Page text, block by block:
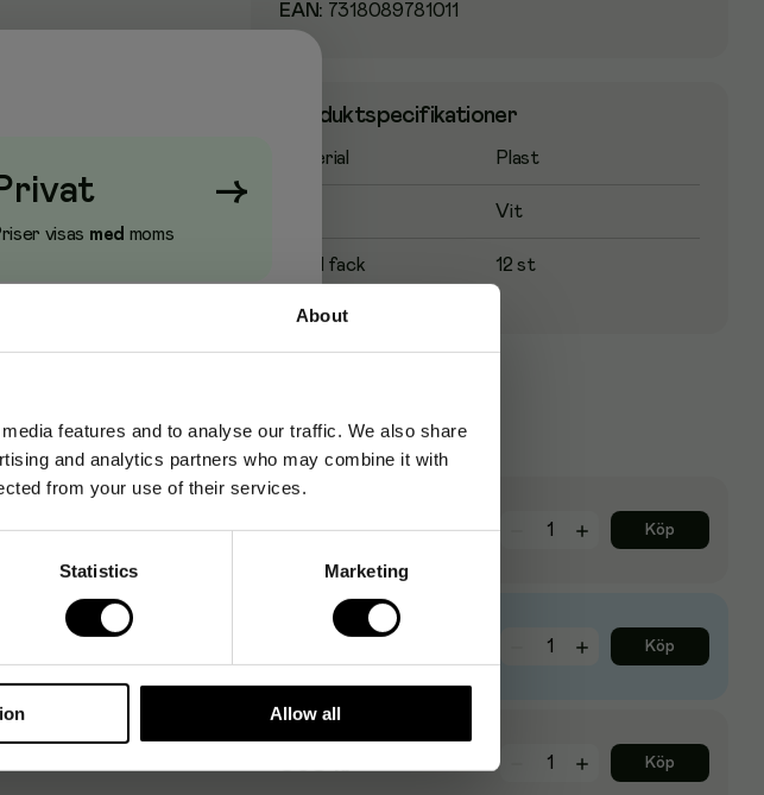
About
features and to analyse our traffic. We also share
and analytics partners who may combine it with
from your use of their services.
Statistics Marketing
Allow all
EAN: 7318089781011
Produktspecifikationer
Material Plast
Vit
Antal fack 12 st
nr102548 1-2 dagar 1 020kr Köp
1 020 Köp
568kr Köp
→
visas med moms